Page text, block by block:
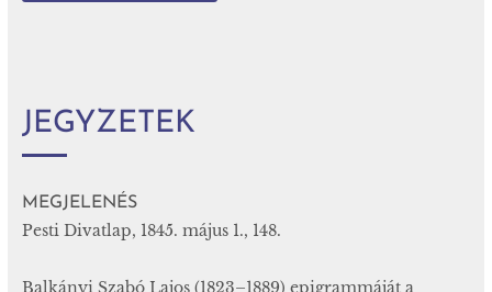
JEGYZETEK
MEGJELENÉS
Pesti Divatlap, 1845. május 1., 148.
Balkányi Szabó Lajos (1823–1889) epigrammáját a